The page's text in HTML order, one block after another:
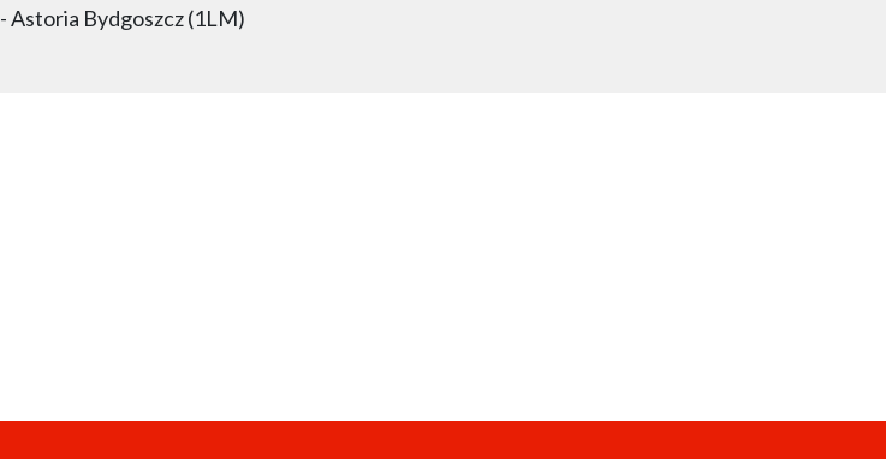
- Astoria Bydgoszcz (1LM)